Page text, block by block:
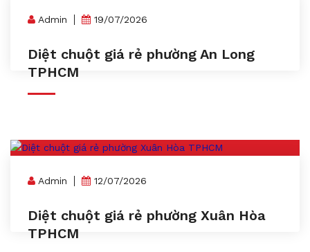
Admin 19/07/2026
Diệt chuột giá rẻ phường An Long
TPHCM
Admin 12/07/2026
Diệt chuột giá rẻ phường Xuân Hòa
TPHCM